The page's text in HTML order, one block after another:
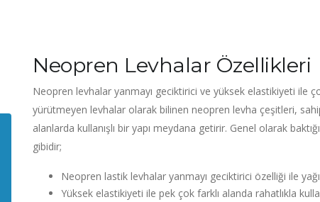
Neopren Levhalar Özellikleri
Neopren levhalar yanmayı geciktirici ve yüksek elastikiyeti ile
yürütmeyen levhalar olarak bilinen neopren levha çeşitleri,
alanlarda kullanışlı bir yapı meydana getirir. Genel olarak
gibidir;
Neopren lastik levhalar yanmayı geciktirici özelliği ile
Yüksek elastikiyeti ile pek çok farklı alanda rahatlıkla